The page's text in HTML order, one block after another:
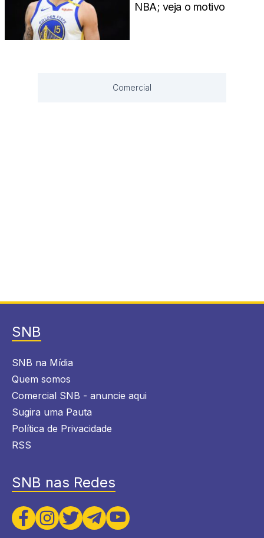
NBA; veja o motivo
Comercial
SNB
SNB na Mídia
Quem somos
Comercial SNB - anuncie aqui
Sugira uma Pauta
Política de Privacidade
RSS
SNB nas Redes